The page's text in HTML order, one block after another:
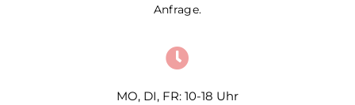
Anfrage.
MO, DI, FR: 10-18 Uhr